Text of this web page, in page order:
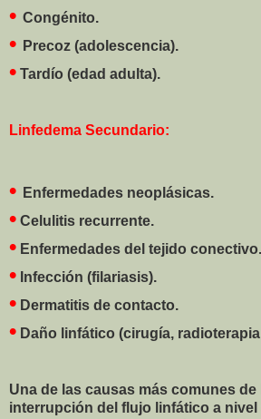
• Congénito.
• Precoz (adolescencia).
• Tardío (edad adulta).
Linfedema Secundario:
• Enfermedades neoplásicas.
• Celulitis recurrente.
• Enfermedades del tejido conectivo.
• Infección (filariasis).
• Dermatitis de contacto.
• Daño linfático (cirugía,
Una de las causas más comunes de
interrupción del flujo linfático a nivel